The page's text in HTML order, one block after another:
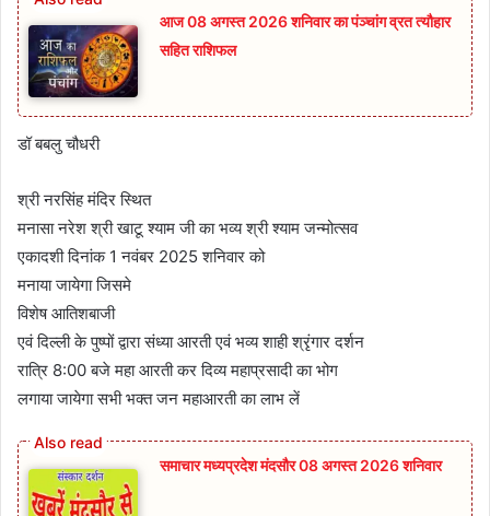
आज 08 अगस्त 2026‌ शनिवार का पंञ्चांग व्रत त्यौहार
सहित राशिफल
डॉ बबलु चौधरी
श्री नरसिंह मंदिर स्थित
मनासा नरेश श्री खाटू श्याम जी का भव्य श्री श्याम जन्मोत्सव
एकादशी दिनांक 1 नवंबर 2025 शनिवार को
मनाया जायेगा जिसमे
विशेष आतिशबाजी
एवं दिल्ली के पुष्पों द्वारा संध्या आरती एवं भव्य शाही श्रृंगार दर्शन
रात्रि 8:00 बजे महा आरती कर दिव्य महाप्रसादी का भोग
लगाया जायेगा सभी भक्त जन महाआरती का लाभ लें
समाचार मध्यप्रदेश मंदसौर 08 अगस्त 2026 शनिवार